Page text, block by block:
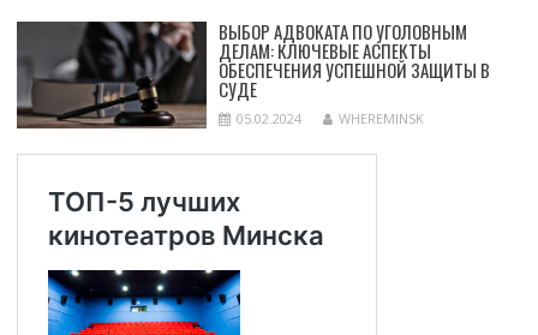
ВЫБОР АДВОКАТА ПО УГОЛОВНЫМ
ДЕЛАМ: КЛЮЧЕВЫЕ АСПЕКТЫ
ОБЕСПЕЧЕНИЯ УСПЕШНОЙ ЗАЩИТЫ В
СУДЕ
05.02.2024 WHEREMINSK